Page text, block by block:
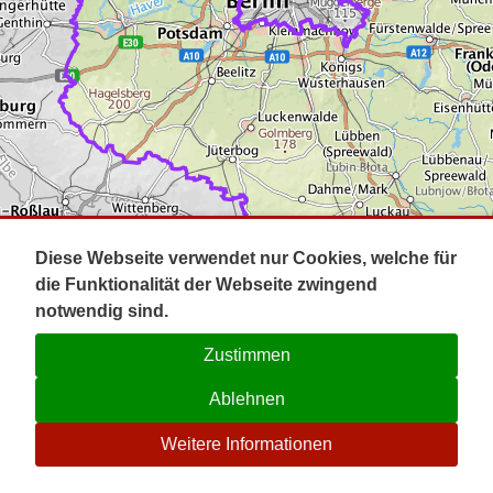
Impressum
Kontakt
☉
Diese Webseite verwendet nur Cookies, welche für
die Funktionalität der Webseite zwingend
notwendig sind.
Zustimmen
Ablehnen
Weitere Informationen